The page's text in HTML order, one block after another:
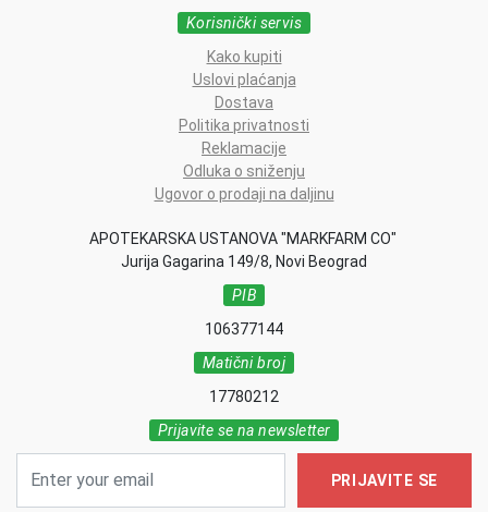
Korisnički servis
Kako kupiti
Uslovi plaćanja
Dostava
Politika privatnosti
Reklamacije
Odluka o sniženju
Ugovor o prodaji na daljinu
APOTEKARSKA USTANOVA "MARKFARM CO"
Jurija Gagarina 149/8, Novi Beograd
PIB
106377144
Matični broj
17780212
Prijavite se na newsletter
PRIJAVITE SE